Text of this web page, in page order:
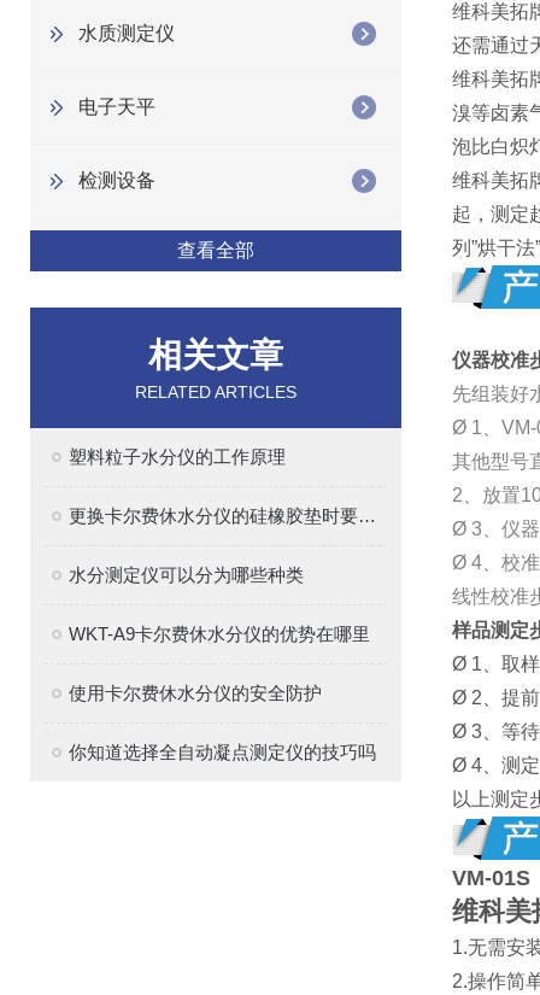
水质测定仪
电子天平
检测设备
查看全部
相关文章
RELATED ARTICLES
塑料粒子水分仪的工作原理
更换卡尔费休水分仪的硅橡胶垫时要注意的事项
水分测定仪可以分为哪些种类
WKT-A9卡尔费休水分仪的优势在哪里
使用卡尔费休水分仪的安全防护
你知道选择全自动凝点测定仪的技巧吗
维科美拓
还需通过
维科美拓
溴等卤素
泡比白炽
维科美拓
起，测定
列”烘干
仪器校准
先组装好
Ø 1、VM-
其他型号
2、放置
Ø 3、仪
Ø 4、校
线性校准
样品测定
Ø 1、取
Ø 2、提
Ø 3、等
Ø 4、测
以上测定
VM-01S
维科美
1.无需安
2.操作简